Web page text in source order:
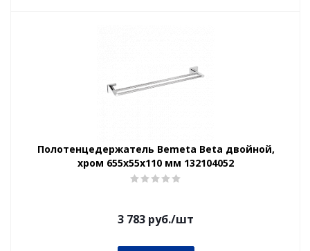
Полотенцедержатель Bemeta Beta двойной,
хром 655x55x110 мм 132104052
3 783 руб./шт